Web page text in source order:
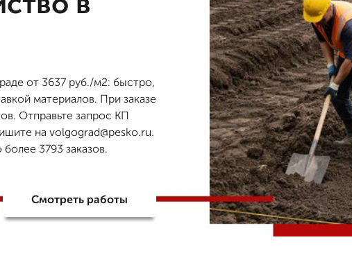
от 3637 руб./м2: быстро,
материалов. При заказе
Отправьте запрос КП
на volgograd@pesko.ru.
3793 заказов.
Смотреть работы